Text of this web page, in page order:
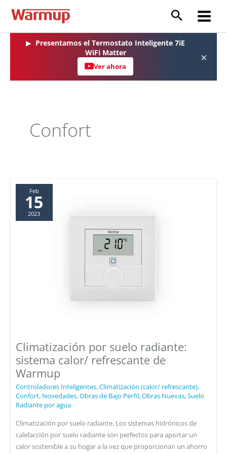
Main
▶ Presentamos el Termostato Inteligente 7iE
WiFi Matter
Ver ahora
×
Confort
Feb
15
2023
Climatización por suelo radiante:
sistema calor/ refrescante de
Warmup
Controladores Inteligentes,Climatización (calor/ refrescante),
Confort, Novedades,Obras de Bajo Perfil,Obras Nuevas,Suelo
Radiante por agua
Climatización por suelo radiante. Los sistemas hidrónicos de
calefacción por suelo radiante son perfectos para aportar un
calor sostenible a su hogar a la vez que proporcionan un ahorro